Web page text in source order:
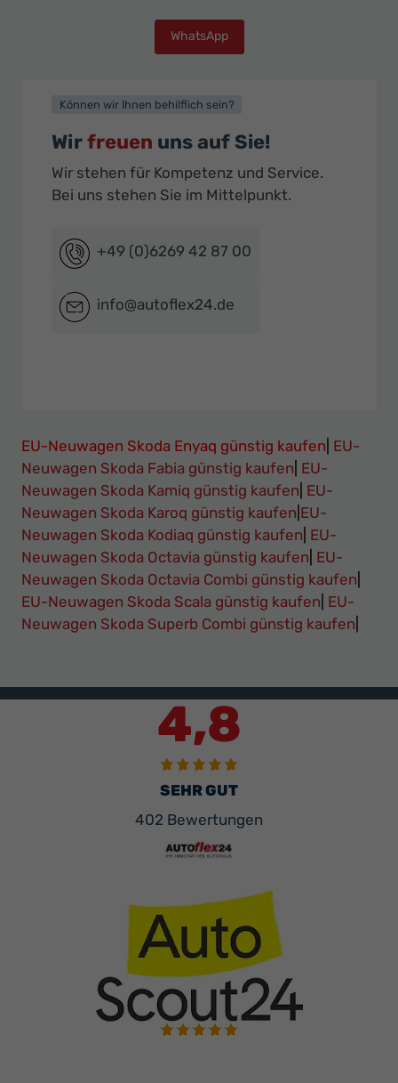
WhatsApp
Können wir Ihnen behilflich sein?
Wirfreuen uns auf Sie!
Wir stehen für Kompetenz und Service.
Bei uns stehen Sie im Mittelpunkt.
+49 (0)6269 42 87 00
info@autoflex24.de
EU-Neuwagen Skoda Enyaq günstig kaufen EU-
Neuwagen Skoda Fabia günstig kaufen EU-
Neuwagen Skoda Kamiq günstig kaufen EU-
Neuwagen Skoda Karoq günstig kaufen EU-
Neuwagen Skoda Kodiaq günstig kaufen EU-
Neuwagen Skoda Octavia günstig kaufen EU-
Neuwagen Skoda Octavia Combi günstig kaufen
EU-Neuwagen Skoda Scala günstig kaufen EU-
Neuwagen Skoda Superb Combi günstig kaufen
4,8
SEHR GUT
402 Bewertungen